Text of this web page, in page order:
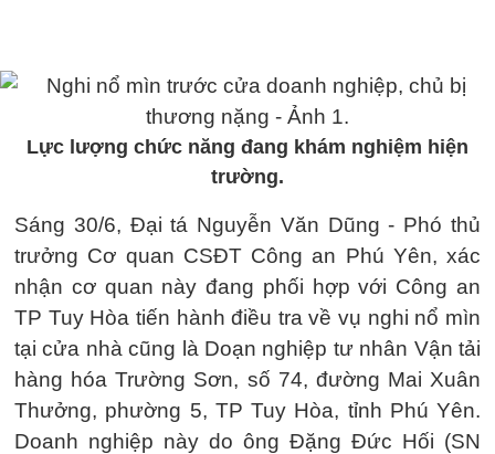
Lực lượng chức năng đang khám nghiệm hiện
trường.
Sáng 30/6, Đại tá Nguyễn Văn Dũng - Phó thủ
trưởng Cơ quan CSĐT Công an Phú Yên, xác
nhận cơ quan này đang phối hợp với Công an
TP Tuy Hòa tiến hành điều tra về vụ nghi nổ mìn
tại cửa nhà cũng là Doạn nghiệp tư nhân Vận tải
hàng hóa Trường Sơn, số 74, đường Mai Xuân
Thưởng, phường 5, TP Tuy Hòa, tỉnh Phú Yên.
Doanh nghiệp này do ông Đặng Đức Hối (SN